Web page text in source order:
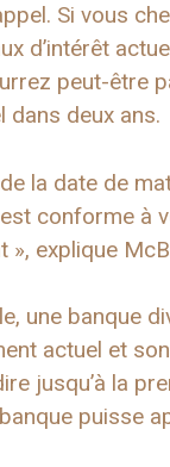
Si vous
d’intérêt
peut-être
dans deux ans.
la date de
conforme à
», explique
une banque
actuel et
jusqu’à la
puisse